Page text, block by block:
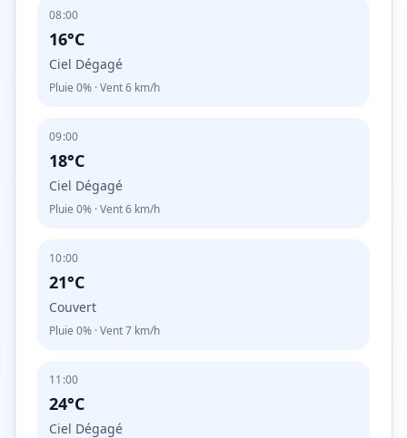
08:00
16°C
Ciel Dégagé
Pluie 0% · Vent6 km/h
09:00
18°C
Ciel Dégagé
Pluie 0% · Vent6 km/h
10:00
21°C
Couvert
Pluie 0% · Vent7 km/h
11:00
24°C
Ciel Dégagé